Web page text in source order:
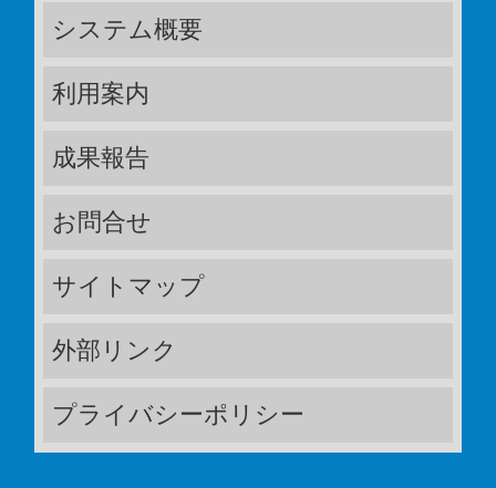
システム概要
利用案内
成果報告
お問合せ
サイトマップ
外部リンク
プライバシーポリシー